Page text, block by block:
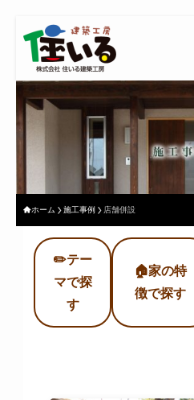
ホーム 施工事例 店舗併設
✏️テー
マで探
す
🏠家の特
徴で探す